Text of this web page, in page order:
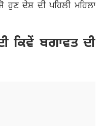
ਜੋ ਹੁਣ ਦੇਸ਼ ਦੀ ਪਹਿਲੀ ਮਹਿਲਾ
ਕਿਵੇਂ ਬਗਾਵਤ ਦੀ